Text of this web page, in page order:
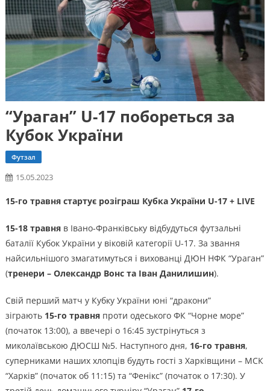
“Ураган” U-17 побореться за
Кубок України
Футзал
15.05.2023
15-го травня стартує розіграш Кубка України U-17 + LIVE
15-18 травня в Івано-Франківську відбудуться футзальні
баталії Кубок України у віковій категорії U-17. За звання
найсильнішого змагатимуться і вихованці ДЮН НФК “Ураган”
(тренери – Олександр Вонс та Іван Данилишин).
Свій перший матч у Кубку України юні “дракони”
зіграють 15-го травняпроти одеського ФК “Чорне море”
(початок 13:00), а ввечері о 16:45 зустрінуться з
миколаївською ДЮСШ №5. Наступного дня, 16-го травня,
суперниками наших хлопців будуть гості з Харківщини – МСК
“Харків” (початок об 11:15) та “Фенікс” (початок о 17:30). У